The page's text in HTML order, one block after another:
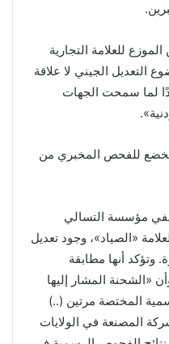
للعلامة التجارية
الجيني لا علاقة
لما سمحت الجهات
للفحص المخبري من
مؤسسة التسالي
«الصياد»، وجود تعديل
وتؤكد أنها مطابقة
«الشحنة المشار إليها
المختصة مرتين (..)
المصنعة في الولايات